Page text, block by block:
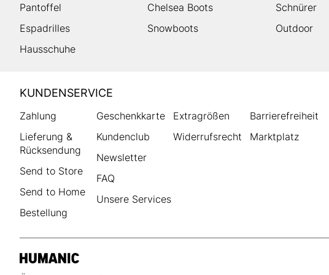
Pantoffel
Chelsea Boots
Schnürer
Espadrilles
Snowboots
Outdoor
Hausschuhe
HUMANIC
Footer
KUNDENSERVICE
Zahlung
Lieferung &
Rücksendung
Send to Store
Send to Home
Bestellung
Geschenkkarte
Kundenclub
Newsletter
FAQ
Unsere Services
Extragrößen
Widerrufsrecht
Barrierefreiheit
Marktplatz